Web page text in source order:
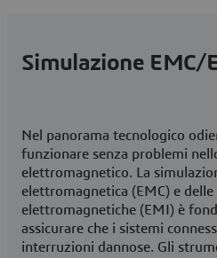
Simulazione EMC/
Nel panorama tecnologico
funzionare senza problemi
elettromagnetico. La
elettromagnetica (EMC) e
elettromagnetiche (EMI) è
assicurare che i sistemi
interruzioni dannose. Gli